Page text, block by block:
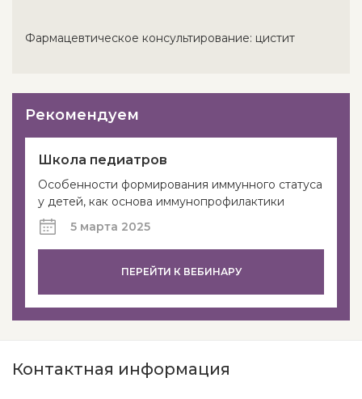
Фармацевтическое консультирование: цистит
Рекомендуем
Школа педиатров
Особенности формирования иммунного статуса
у детей, как основа иммунопрофилактики
5 марта 2025
ПЕРЕЙТИ К ВЕБИНАРУ
Контактная информация